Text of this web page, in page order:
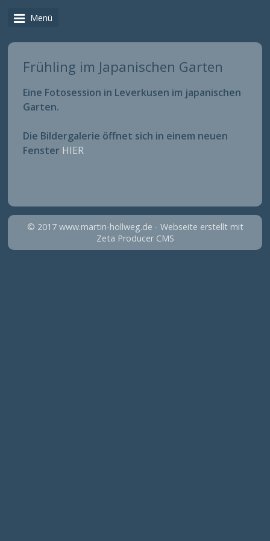
Menü
Frühling im Japanischen Garten
Eine Fotosession in Leverkusen im japanischen
Garten.
Die Bildergalerie öffnet sich in einem neuen
Fenster HIER
© 2017 www.martin-hollweg.de - Webseite erstellt mit
Zeta Producer CMS